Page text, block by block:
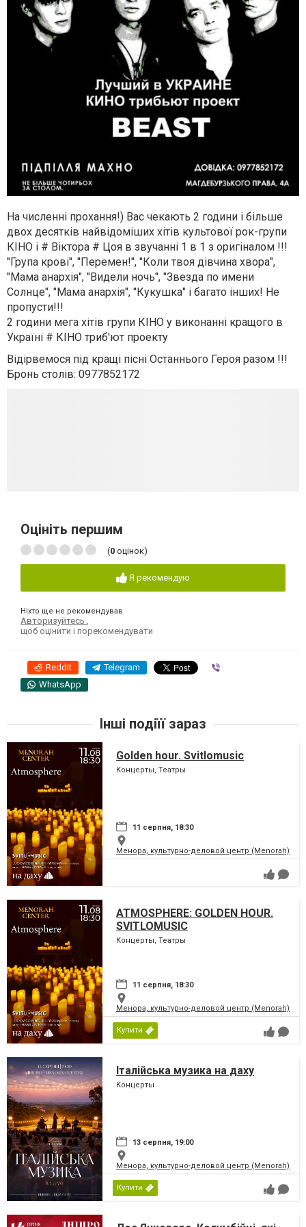
На численні прохання!) Вас чекають 2 години і більше
двох десятків найвідоміших хітів культової рок-групи
КІНО і # Віктора # Цоя в звучанні 1 в 1 з оригіналом !!!
"Група крові", "Перемен!", "Коли твоя дівчина хвора",
"Мама анархія", "Видели ночь", "Звезда по имени
Солнце", "Мама анархія", "Кукушка" і багато інших! Не
пропусти!!!
2 години мега хітів групи КІНО у виконанні кращого в
Україні # КІНО триб'ют проекту
Відірвемося під кращі пісні Останнього Героя разом !!!
Бронь столів: 0977852172
Оцініть першим
(0 оцінок)
Я рекомендую
Ніхто ще не рекомендував
Авторизуйтесь ,
щоб оцінити і порекомендувати
Reddit Telegram
WhatsApp
Інші подіїї зараз
Golden hour. Svitlomusic
Концерты, Театры
11 серпня, 18:30
Менора, культурно-деловой центр (Menorah)
ATMOSPHERE: GOLDEN HOUR.
SVITLOMUSIC
Концерты, Театры
11 серпня, 18:30
Менора, культурно-деловой центр (Menorah)
Купити
Італійська музика на даху
Концерты
13 серпня, 19:00
Менора, культурно-деловой центр (Menorah)
Купити